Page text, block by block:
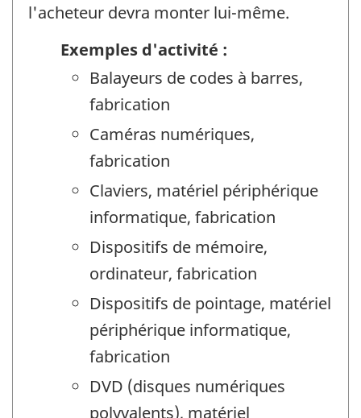
l'acheteur devra monter lui-même.
Exemples d'activité :
Balayeurs de codes à barres,
fabrication
Caméras numériques,
fabrication
Claviers, matériel périphérique
informatique, fabrication
Dispositifs de mémoire,
ordinateur, fabrication
Dispositifs de pointage, matériel
périphérique informatique,
fabrication
DVD (disques numériques
polyvalents), matériel